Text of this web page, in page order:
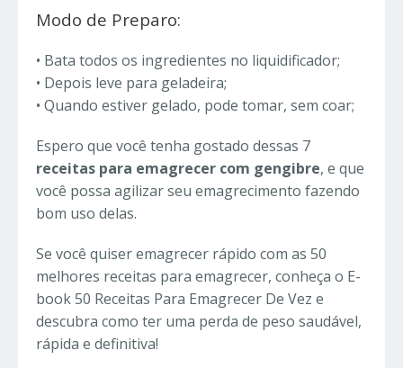
Modo de Preparo:
• Bata todos os ingredientes no liquidificador;
• Depois leve para geladeira;
• Quando estiver gelado, pode tomar, sem coar;
Espero que você tenha gostado dessas 7
receitas para emagrecer com gengibre, e que
você possa agilizar seu emagrecimento fazendo
bom uso delas.
Se você quiser emagrecer rápido com as 50
melhores receitas para emagrecer, conheça o E-
book 50 Receitas Para Emagrecer De Vez e
descubra como ter uma perda de peso saudável,
rápida e definitiva!